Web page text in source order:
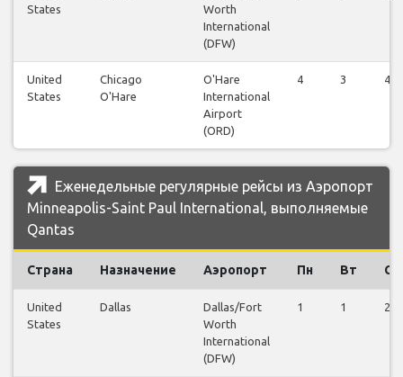
States
Worth
International
(DFW)
United
States
Chicago
O'Hare
O'Hare
International
Airport
(ORD)
4 3 4
Еженедельные регулярные рейсы из Аэропорт
Minneapolis-Saint Paul International, выполняемые
Qantas
Страна Назначение Аэропорт Пн Вт Ср
United
States
Dallas
Dallas/Fort
Worth
International
(DFW)
1 1 2